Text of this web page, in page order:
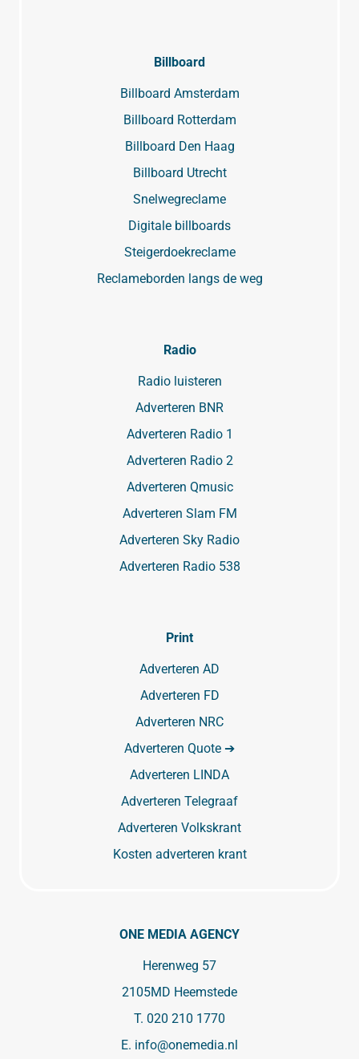
Billboard
Billboard Amsterdam
Billboard Rotterdam
Billboard Den Haag
Billboard Utrecht
Snelwegreclame
Digitale billboards
Steigerdoekreclame
Reclameborden langs de weg
Radio
Radio luisteren
Adverteren BNR
Adverteren Radio 1
Adverteren Radio 2
Adverteren Qmusic
Adverteren Slam FM
Adverteren Sky Radio
Adverteren Radio 538
Print
Adverteren AD
Adverteren FD
Adverteren NRC
Adverteren Quote ➔
Adverteren LINDA
Adverteren Telegraaf
Adverteren Volkskrant
Kosten adverteren krant
ONE MEDIA AGENCY
Herenweg 57
2105MD Heemstede
T. 020 210 1770
E. info@onemedia.nl